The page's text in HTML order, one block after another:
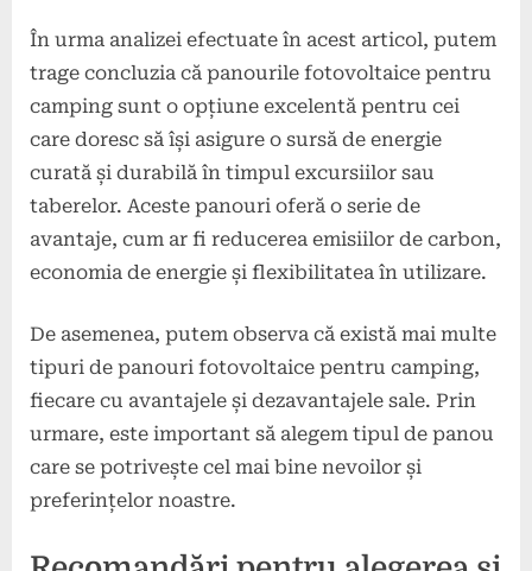
În urma analizei efectuate în acest articol, putem
trage concluzia că panourile fotovoltaice pentru
camping sunt o opțiune excelentă pentru cei
care doresc să își asigure o sursă de energie
curată și durabilă în timpul excursiilor sau
taberelor. Aceste panouri oferă o serie de
avantaje, cum ar fi reducerea emisiilor de carbon,
economia de energie și flexibilitatea în utilizare.
De asemenea, putem observa că există mai multe
tipuri de panouri fotovoltaice pentru camping,
fiecare cu avantajele și dezavantajele sale. Prin
urmare, este important să alegem tipul de panou
care se potrivește cel mai bine nevoilor și
preferințelor noastre.